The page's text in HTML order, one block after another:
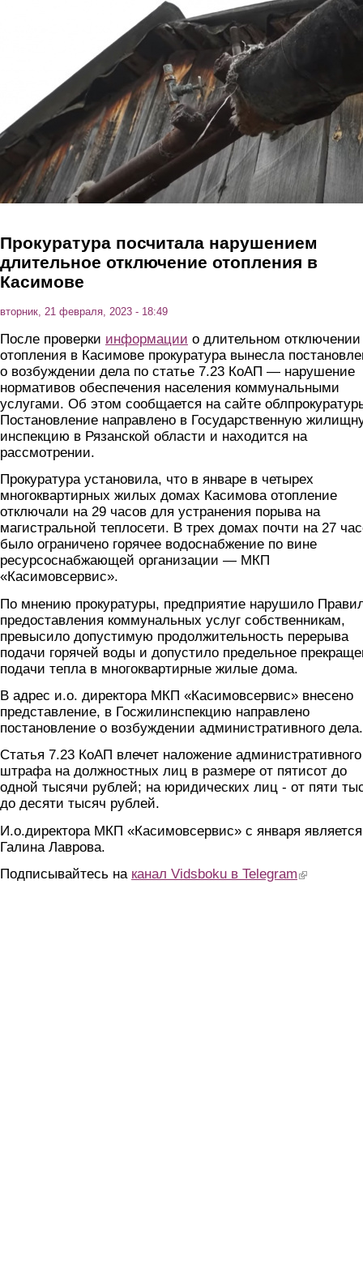
Перейти к основному содержанию
Прокуратура посчитала нарушением
длительное отключение отопления в
Касимове
вторник, 21 февраля, 2023 - 18:49
После проверки информации о длительном отключении
отопления в Касимове прокуратура вынесла
о возбуждении дела по статье 7.23 КоАП — нарушение
нормативов обеспечения населения коммунальными
услугами. Об этом сообщается на сайте
Постановление направлено в Государственную
инспекцию в Рязанской области и находится на
рассмотрении.
Прокуратура установила, что в январе в четырех
многоквартирных жилых домах Касимова отопление
отключали на 29 часов для устранения порыва на
магистральной теплосети. В трех домах почти на 27
было ограничено горячее водоснабжение по вине
ресурсоснабжающей организации — МКП
«Касимовсервис».
По мнению прокуратуры, предприятие нарушило
предоставления коммунальных услуг собственникам,
превысило допустимую продолжительность перерыва
подачи горячей воды и допустило предельное
подачи тепла в многоквартирные жилые дома.
В адрес и.о. директора МКП «Касимовсервис» внесено
представление, в Госжилинспекцию направлено
постановление о возбуждении административного дела.
Статья 7.23 КоАП влечет наложение административного
штрафа на должностных лиц в размере от пятисот до
одной тысячи рублей; на юридических лиц - от пяти
до десяти тысяч рублей.
И.о.директора МКП «Касимовсервис» с января является
Галина Лаврова.
Подписывайтесь на канал Vidsboku в Telegram (link is